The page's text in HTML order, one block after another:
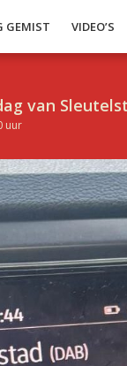
GEMIST VIDEO’S
van
uur